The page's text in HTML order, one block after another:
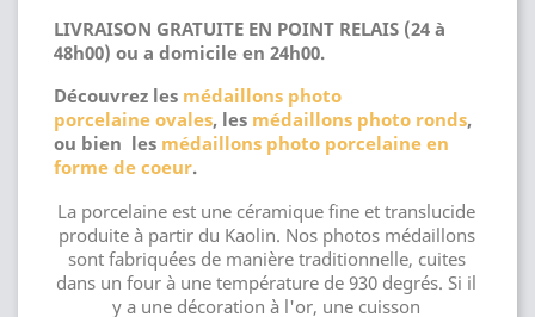
LIVRAISON GRATUITE EN POINT RELAIS (24 à
48h00) ou a domicile en 24h00.
Découvrez les médaillons photo
porcelaine ovales, les médaillons photo ronds,
ou bien les médaillons photo porcelaine en
forme de coeur.
La porcelaine est une céramique fine et translucide
produite à partir du Kaolin. Nos photos médaillons
sont fabriquées de manière traditionnelle, cuites
dans un four à une température de 930 degrés. Si il
y a une décoration à l'or, une cuisson